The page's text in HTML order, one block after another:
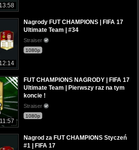
13:58
12:14
Nagrody FUT CHAMPIONS | FIFA 17
Ultimate Team | #34
Straiser
1080p
11:57
FUT CHAMPIONS NAGRODY | FIFA 17
Ultimate Team | Pierwszy raz na tym
koncie !
Straiser
1080p
Nagrod za FUT CHAMPIONS Styczeń
#1 | FIFA 17